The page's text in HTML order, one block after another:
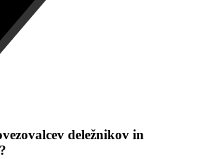
deležnikov in